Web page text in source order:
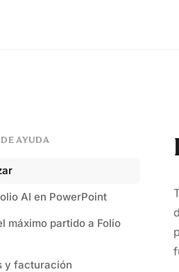
AYUDA
AI en PowerPoint
máximo partido a Folio
y facturación